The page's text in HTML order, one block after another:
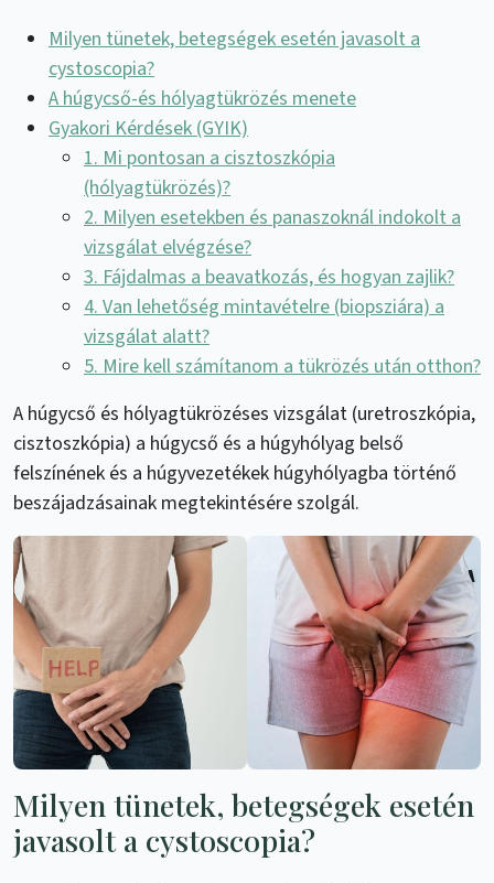
Milyen tünetek, betegségek esetén javasolt a
cystoscopia?
A húgycső-és hólyagtükrözés menete
Gyakori Kérdések (GYIK)
1. Mi pontosan a cisztoszkópia
(hólyagtükrözés)?
2. Milyen esetekben és panaszoknál indokolt a
vizsgálat elvégzése?
3. Fájdalmas a beavatkozás, és hogyan zajlik?
4. Van lehetőség mintavételre (biopsziára) a
vizsgálat alatt?
5. Mire kell számítanom a tükrözés után otthon?
A húgycső és hólyagtükrözéses vizsgálat (uretroszkópia,
cisztoszkópia) a húgycső és a húgyhólyag belső
felszínének és a húgyvezetékek húgyhólyagba történő
beszájadzásainak megtekintésére szolgál.
Milyen tünetek, betegségek esetén
javasolt a cystoscopia?